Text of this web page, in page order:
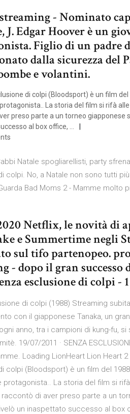
- Nominato
J. Edgar Hoover è un
Figlio di un padre
dalla sicurezza del
e volantini.
di colpi (Bloodsport) è un film
La storia del film si rifà
preso parte a un torneo giapponese
al box office, …
Natale spogliarellisti, party
colpi. No, a Natale non sono tutti
Bad Moms 2 - Mamme molto
Netflix, le novità di
e Summertime negli
sul tifo partenopeo.
- dopo il gran
esclusione di colpi - 1
di colpi (1988) Streaming
con il giapponese Tanaka, un
anno, tra i campioni di kung-fu,
19/07/2011 · SENZA
Loading LionHeart Lion Heart
colpi (Bloodsport) è un film del
La storia del film si
raccontò di aver preso parte a un
un inaspettato successo al